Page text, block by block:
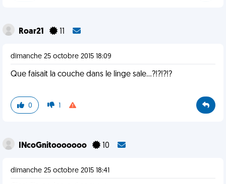
Roar21
dimanche 25 octobre 2015 18:09
Que faisait la couche dans le linge sale...?!?!?!?
0 1
INcoGnitooooooo 10
dimanche 25 octobre 2015 18:41